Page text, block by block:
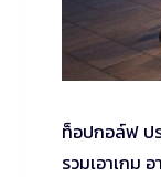
ท็อปกอล์ฟ ป
รวมเอาเกม